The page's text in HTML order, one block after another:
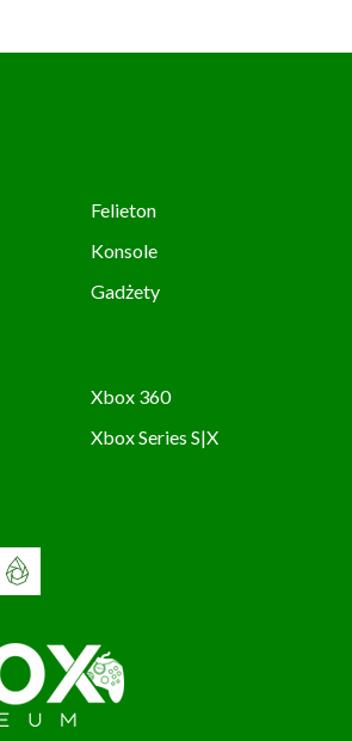
Felieton
Konsole
Gadżety
Xbox 360
Xbox Series S|X